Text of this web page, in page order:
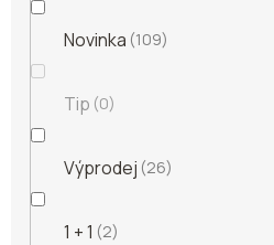
Novinka 109
Tip 0
Výprodej 26
1 + 1 2